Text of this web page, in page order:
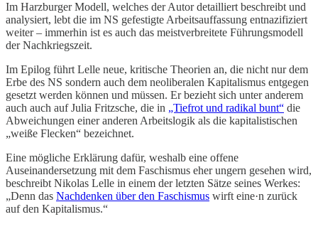
Im Harzburger Modell, welches der Autor detailliert beschreibt und
analysiert, lebt die im NS gefestigte Arbeitsauffassung entnazifiziert
weiter – immerhin ist es auch das meistverbreitete Führungsmodell
der Nachkriegszeit.
Im Epilog führt Lelle neue, kritische Theorien an, die nicht nur dem
Erbe des NS sondern auch dem neoliberalen Kapitalismus entgegen
gesetzt werden können und müssen. Er bezieht sich unter anderem
auch auch auf Julia Fritzsche, die in „Tiefrot und radikal bunt“ die
Abweichungen einer anderen Arbeitslogik als die kapitalistischen
„weiße Flecken“ bezeichnet.
Eine mögliche Erklärung dafür, weshalb eine offene
Auseinandersetzung mit dem Faschismus eher ungern gesehen wird,
beschreibt Nikolas Lelle in einem der letzten Sätze seines Werkes:
„Denn das Nachdenken über den Faschismus wirft eine·n zurück
auf den Kapitalismus.“